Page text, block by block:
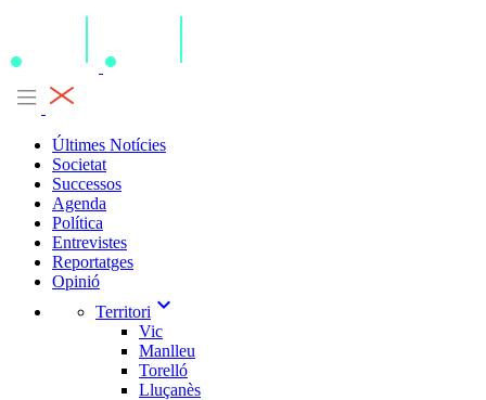
Últimes Notícies
Societat
Successos
Agenda
Política
Entrevistes
Reportatges
Opinió
Territori expand_more
Vic
Manlleu
Torelló
Lluçanès